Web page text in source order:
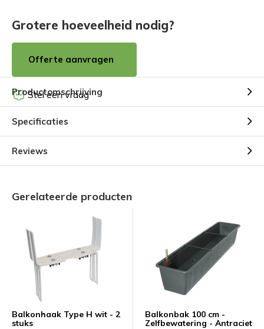
Grotere hoeveelheid nodig?
Offerte aanvragen
Stel een vraag
Productomschrijving
Specificaties
Reviews
Gerelateerde producten
Balkonhaak Type H wit - 2
stuks
Balkonbak 100 cm -
Zelfbewatering - Antraciet